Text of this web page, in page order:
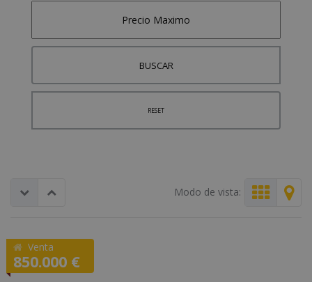
BUSCAR
RESET
Modo de vista:
Venta
850.000 €
REF: F2780
Piso